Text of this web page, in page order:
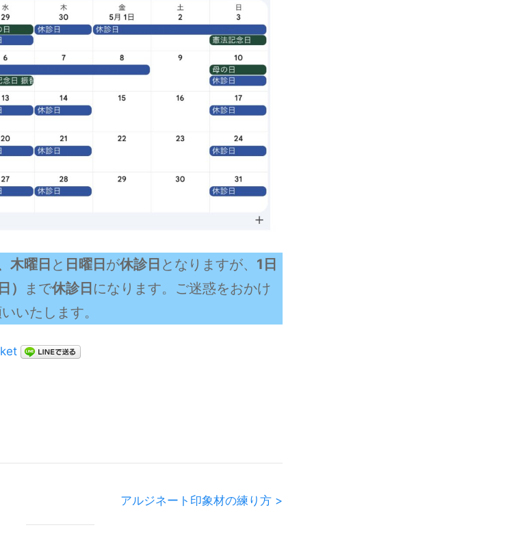
木曜日 と 日曜日 が休診日 となりますが、 1日
）
まで休診日 になります。ご迷惑をおかけ
いたします。
アルジネート印象材の練り方 >